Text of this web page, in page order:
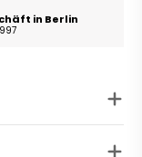
in Berlin